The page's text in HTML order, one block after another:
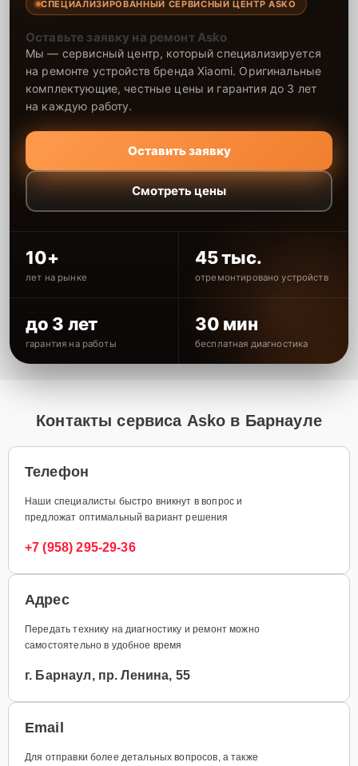
СПЕЦИАЛИЗИРОВАННЫЙ СЕРВИСНЫЙ ЦЕНТР ASKO
Оставьте заявку на ремонт Asko
Мы — сервисный центр, который специализируется
на ремонте устройств бренда Xiaomi. Оригинальные
комплектующие, честные цены и гарантия до 3 лет
на каждую работу.
Оставить заявку
Смотреть цены
10+
лет на рынке
45 тыс.
отремонтировано устройств
до 3 лет
гарантия на работы
30 мин
бесплатная диагностика
Контакты сервиса Asko в Барнауле
Телефон
Наши специалисты быстро вникнут в вопрос и
предложат оптимальный вариант решения
+7 (958) 295-29-36
Адрес
Передать технику на диагностику и ремонт можно
самостоятельно в удобное время
г. Барнаул, пр. Ленина, 55
Email
Для отправки более детальных вопросов, а также